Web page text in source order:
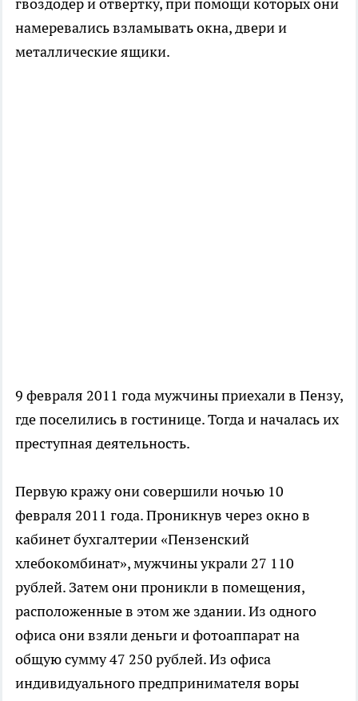
гвоздодер и отвертку, при помощи которых они
намеревались взламывать окна, двери и
металлические ящики.
9 февраля 2011 года мужчины приехали в Пензу,
где поселились в гостинице. Тогда и началась их
преступная деятельность.
Первую кражу они совершили ночью 10
февраля 2011 года. Проникнув через окно в
кабинет бухгалтерии «Пензенский
хлебокомбинат», мужчины украли 27 110
рублей. Затем они проникли в помещения,
расположенные в этом же здании. Из одного
офиса они взяли деньги и фотоаппарат на
общую сумму 47 250 рублей. Из офиса
индивидуального предпринимателя воры